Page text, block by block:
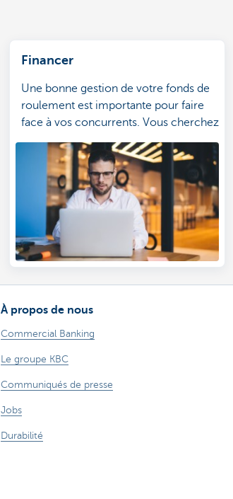
Financer
Une bonne gestion de votre fonds de
roulement est importante pour faire
face à vos concurrents. Vous cherchez
ainsi à recourir aussi peu que possible
à vos lignes de crédit.
À propos de nous
Commercial Banking
Le groupe KBC
Communiqués de presse
Jobs
Durabilité